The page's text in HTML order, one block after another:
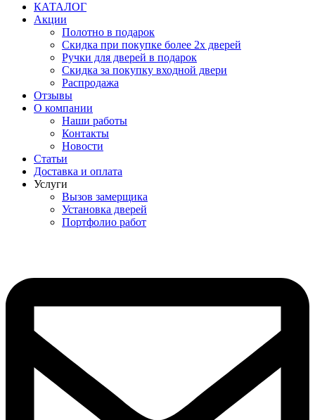
КАТАЛОГ
Акции
Полотно в подарок
Скидка при покупке более 2х дверей
Ручки для дверей в подарок
Скидка за покупку входной двери
Распродажа
Отзывы
О компании
Наши работы
Контакты
Новости
Статьи
Доставка и оплата
Услуги
Вызов замерщика
Установка дверей
Портфолио работ